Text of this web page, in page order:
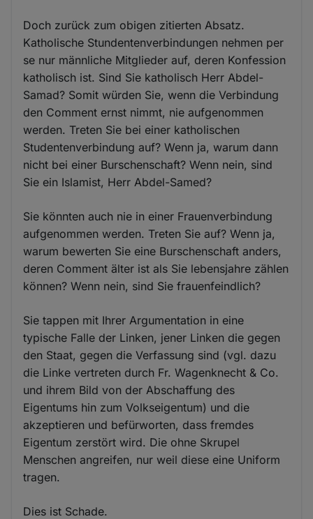
Doch zurück zum obigen zitierten Absatz.
Katholische Stundentenverbindungen nehmen per
se nur männliche Mitglieder auf, deren Konfession
katholisch ist. Sind Sie katholisch Herr Abdel-
Samad? Somit würden Sie, wenn die Verbindung
den Comment ernst nimmt, nie aufgenommen
werden. Treten Sie bei einer katholischen
Studentenverbindung auf? Wenn ja, warum dann
nicht bei einer Burschenschaft? Wenn nein, sind
Sie ein Islamist, Herr Abdel-Samed?
Sie könnten auch nie in einer Frauenverbindung
aufgenommen werden. Treten Sie auf? Wenn ja,
warum bewerten Sie eine Burschenschaft anders,
deren Comment älter ist als Sie lebensjahre zählen
können? Wenn nein, sind Sie frauenfeindlich?
Sie tappen mit Ihrer Argumentation in eine
typische Falle der Linken, jener Linken die gegen
den Staat, gegen die Verfassung sind (vgl. dazu
die Linke vertreten durch Fr. Wagenknecht & Co.
und ihrem Bild von der Abschaffung des
Eigentums hin zum Volkseigentum) und die
akzeptieren und befürworten, dass fremdes
Eigentum zerstört wird. Die ohne Skrupel
Menschen angreifen, nur weil diese eine Uniform
tragen.
Dies ist Schade.